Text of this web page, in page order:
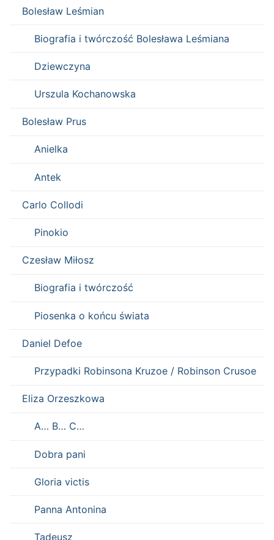
Bolesław Leśmian
Biografia i twórczość Bolesława Leśmiana
Dziewczyna
Urszula Kochanowska
Bolesław Prus
Anielka
Antek
Carlo Collodi
Pinokio
Czesław Miłosz
Biografia i twórczość
Piosenka o końcu świata
Daniel Defoe
Przypadki Robinsona Kruzoe / Robinson Crusoe
Eliza Orzeszkowa
A… B… C…
Dobra pani
Gloria victis
Panna Antonina
Tadeusz